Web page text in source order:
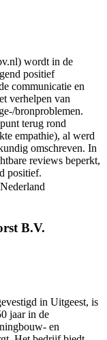
wordt in de
positief
communicatie en
verhelpen van
bronproblemen.
terug rond
empathie), al werd
omschreven. In
reviews beperkt,
positief.
B.V.
in Uitgeest, is
jaar in de
en